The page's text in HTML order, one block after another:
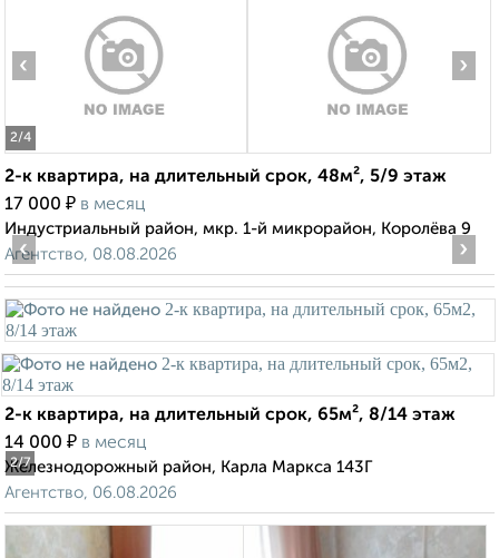
2/4
‹ ›
2-к квартира, на длительный срок, 48м², 5/9 этаж
17 000 ₽ в месяц
Индустриальный район, мкр. 1-й микрорайон, Королёва 9
Агентство, 08.08.2026
2/7
‹ ›
2-к квартира, на длительный срок, 65м², 8/14 этаж
14 000 ₽ в месяц
Железнодорожный район, Карла Маркса 143Г
Агентство, 06.08.2026